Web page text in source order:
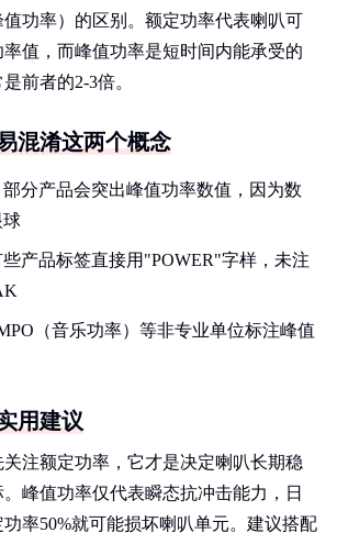
功率）的区别。额定功率代表喇叭可
值，而峰值功率是短时间内能承受的
前者的2-3倍。
混淆这两个概念
部分产品会突出峰值功率数值，因为数
球
产品标签直接用"POWER"字样，未注
（音乐功率）等非专业单位标注峰值
用建议
注额定功率，它才是决定喇叭长期稳
峰值功率仅代表瞬态抗冲击能力，日
率50%就可能损坏喇叭单元。建议搭配